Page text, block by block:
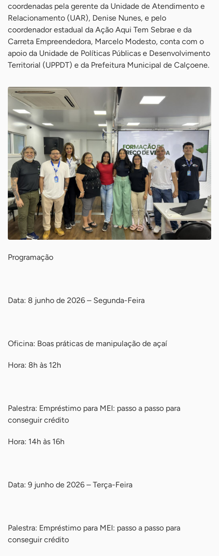
coordenadas pela gerente da Unidade de Atendimento e
Relacionamento (UAR), Denise Nunes, e pelo
coordenador estadual da Ação Aqui Tem Sebrae e da
Carreta Empreendedora, Marcelo Modesto, conta com o
apoio da Unidade de Políticas Públicas e Desenvolvimento
Territorial (UPPDT) e da Prefeitura Municipal de Calçoene.
Programação
Data: 8 junho de 2026 – Segunda-Feira
Oficina: Boas práticas de manipulação de açaí
Hora: 8h às 12h
Palestra: Empréstimo para MEI: passo a passo para
conseguir crédito
Hora: 14h às 16h
Data: 9 junho de 2026 – Terça-Feira
Palestra: Empréstimo para MEI: passo a passo para
conseguir crédito